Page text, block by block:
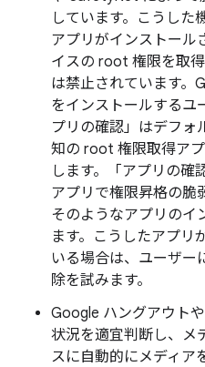
しています。こうした
アプリがインストール
イスの root 権限を取
は禁止されています。
をインストールするユ
プリの確認」はデフォ
知の root 権限取得ア
します。「アプリの確
アプリで権限昇格の脆
そのようなアプリのイ
ます。こうしたアプリ
いる場合は、ユーザー
除を試みます。
Google ハングアウト
状況を適宜判断し、メ
スに自動的にメディア